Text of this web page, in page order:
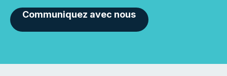
Communiquez avec nous